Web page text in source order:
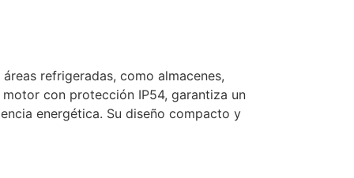
refrigeradas, como almacenes,
con protección IP54, garantiza un
energética. Su diseño compacto y